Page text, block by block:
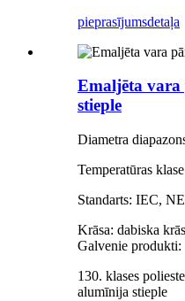
pieprasījumsdetaļa
Emaljēta
stieple
Diametra
Temperatūras
Standarts: IEC,
Krāsa: dabiska
Galvenie produkti:
130. klases
alumīnija stieple